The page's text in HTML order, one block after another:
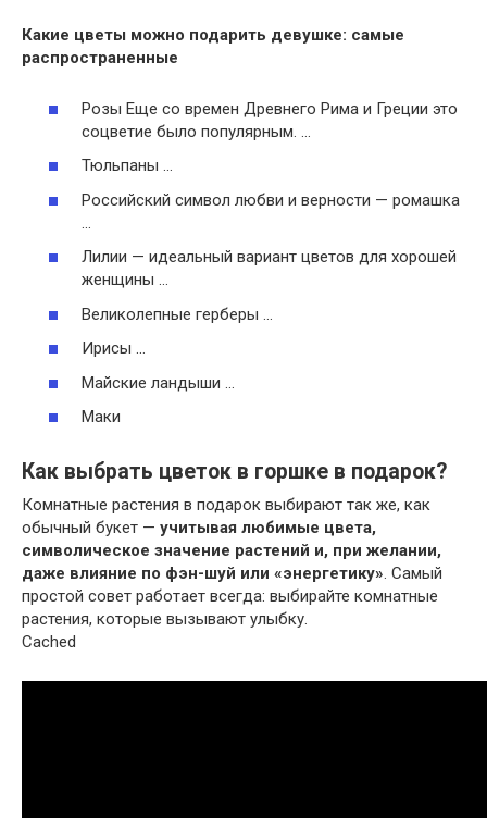
Какие цветы можно подарить девушке: самые
распространенные
Розы Еще со времен Древнего Рима и Греции это
соцветие было популярным. …
Тюльпаны …
Российский символ любви и верности — ромашка
…
Лилии — идеальный вариант цветов для хорошей
женщины …
Великолепные герберы …
Ирисы …
Майские ландыши …
Маки
Как выбрать цветок в горшке в подарок?
Комнатные растения в подарок выбирают так же, как
обычный букет — учитывая любимые цвета,
символическое значение растений и, при желании,
даже влияние по фэн-шуй или «энергетику». Самый
простой совет работает всегда: выбирайте комнатные
растения, которые вызывают улыбку.
Cached